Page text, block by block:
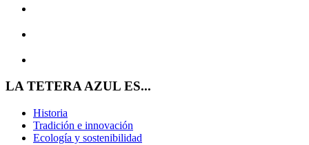
LA TETERA AZUL ES...
Historia
Tradición e innovación
Ecología y sostenibilidad